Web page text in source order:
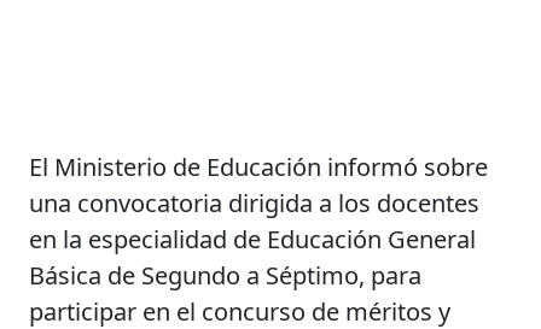
El Ministerio de Educación informó sobre
una convocatoria dirigida a los docentes
en la especialidad de Educación General
Básica de Segundo a Séptimo, para
participar en el concurso de méritos y